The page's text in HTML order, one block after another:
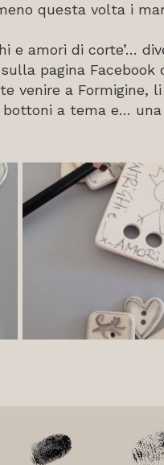
questa volta i
e amori di corte’…
pagina Facebook
venire a Formigine,
bottoni a tema e…